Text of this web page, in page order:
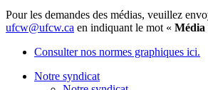
Pour les demandes des médias, veuillez
ufcw@ufcw.ca en indiquant le mot « Média
Consulter nos normes graphiques ici.
Notre syndicat